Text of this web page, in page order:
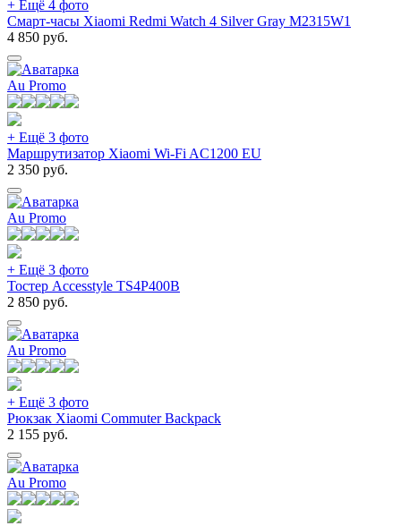
+ Ещё 4 фото
Смарт-часы Xiaomi Redmi Watch 4 Silver Gray M2315W1
4 850 руб.
Au Promo
+ Ещё 3 фото
Маршрутизатор Xiaomi Wi-Fi AC1200 EU
2 350 руб.
Au Promo
+ Ещё 3 фото
Тостер Accesstyle TS4P400B
2 850 руб.
Au Promo
+ Ещё 3 фото
Рюкзак Xiaomi Commuter Backpack
2 155 руб.
Au Promo